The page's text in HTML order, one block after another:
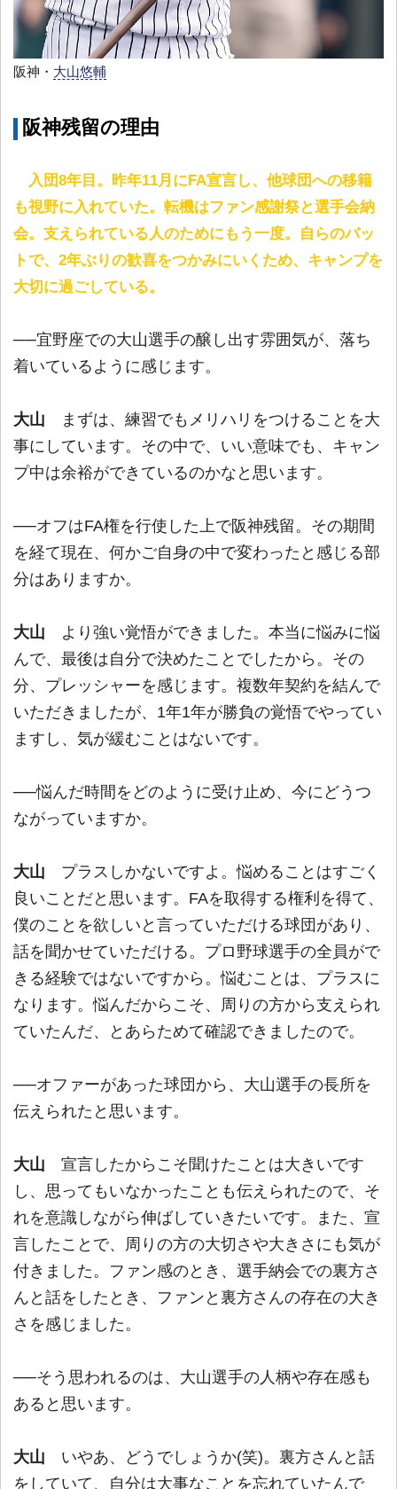
阪神・ 大山悠輔
阪神残留の理由
入団8年目。昨年11月にFA宣言し、他球団への移籍
も視野に入れていた。転機はファン感謝祭と選手会納
会。支えられている人のためにもう一度。自らのバッ
トで、2年ぶりの歓喜をつかみにいくため、キャンプを
大切に過ごしている。
──宜野座での大山選手の醸し出す雰囲気が、落ち
着いているように感じます。
大山 まずは、練習でもメリハリをつけることを大
事にしています。その中で、いい意味でも、キャン
プ中は余裕ができているのかなと思います。
──オフはFA権を行使した上で阪神残留。その期間
を経て現在、何かご自身の中で変わったと感じる部
分はありますか。
大山 より強い覚悟ができました。本当に悩みに悩
んで、最後は自分で決めたことでしたから。その
分、プレッシャーを感じます。複数年契約を結んで
いただきましたが、1年1年が勝負の覚悟でやってい
ますし、気が緩むことはないです。
──悩んだ時間をどのように受け止め、今にどうつ
ながっていますか。
大山 プラスしかないですよ。悩めることはすごく
良いことだと思います。FAを取得する権利を得て、
僕のことを欲しいと言っていただける球団があり、
話を聞かせていただける。プロ野球選手の全員がで
きる経験ではないですから。悩むことは、プラスに
なります。悩んだからこそ、周りの方から支えられ
ていたんだ、とあらためて確認できましたので。
──オファーがあった球団から、大山選手の長所を
伝えられたと思います。
大山 宣言したからこそ聞けたことは大きいです
し、思ってもいなかったことも伝えられたので、そ
れを意識しながら伸ばしていきたいです。また、宣
言したことで、周りの方の大切さや大きさにも気が
付きました。ファン感のとき、選手納会での裏方さ
んと話をしたとき、ファンと裏方さんの存在の大き
さを感じました。
──そう思われるのは、大山選手の人柄や存在感も
あると思います。
大山 いやあ、どうでしょうか(笑)。裏方さんと話
をしていて、自分は大事なことを忘れていたんで